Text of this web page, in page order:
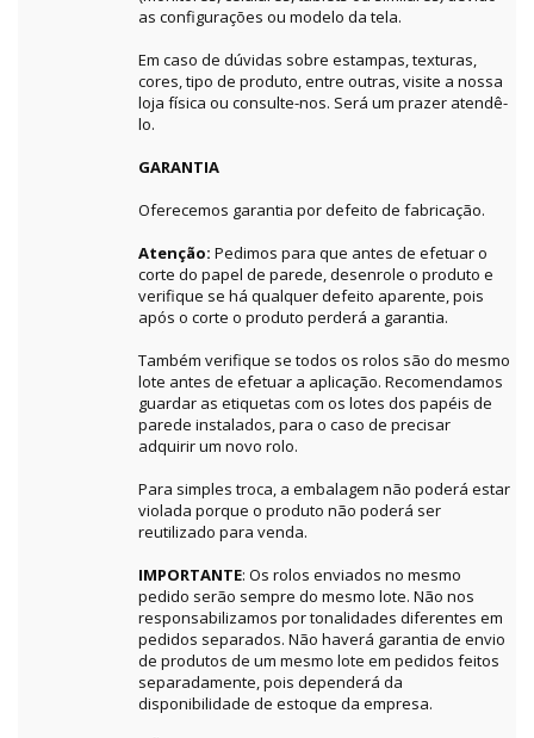
as configurações ou modelo da tela.
Em caso de dúvidas sobre estampas, texturas,
cores, tipo de produto, entre outras, visite a nossa
loja física ou consulte-nos. Será um prazer atendê-
lo.
GARANTIA
Oferecemos garantia por defeito de fabricação.
Atenção: Pedimos para que antes de efetuar o
corte do papel de parede, desenrole o produto e
verifique se há qualquer defeito aparente, pois
após o corte o produto perderá a garantia.
Também verifique se todos os rolos são do mesmo
lote antes de efetuar a aplicação. Recomendamos
guardar as etiquetas com os lotes dos papéis de
parede instalados, para o caso de precisar
adquirir um novo rolo.
Para simples troca, a embalagem não poderá estar
violada porque o produto não poderá ser
reutilizado para venda.
IMPORTANTE: Os rolos enviados no mesmo
pedido serão sempre do mesmo lote. Não nos
responsabilizamos por tonalidades diferentes em
pedidos separados. Não haverá garantia de envio
de produtos de um mesmo lote em pedidos feitos
separadamente, pois dependerá da
disponibilidade de estoque da empresa.